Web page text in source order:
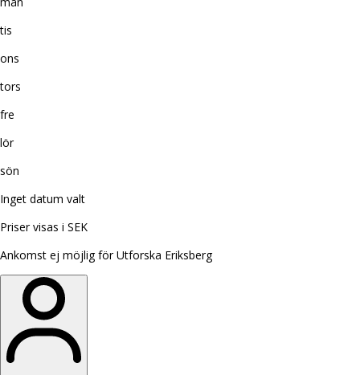
tis
ons
tors
fre
lör
sön
Inget datum valt
Priser visas i SEK
Ankomst ej möjlig för Utforska Eriksberg